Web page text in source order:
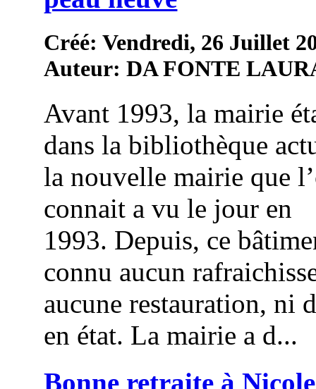
Créé: Vendredi, 26 Juillet
Auteur: DA FONTE
Avant 1993, la mairie
dans la bibliothèque
la nouvelle mairie que
connait a vu le jour en
1993. Depuis, ce
connu aucun
aucune restauration, ni
en état. La mairie a d...
Bonne retraite à Nicole